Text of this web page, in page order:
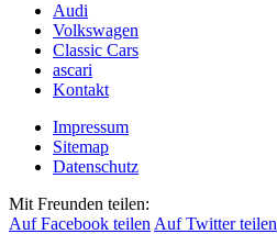
Audi
Volkswagen
Classic Cars
ascari
Kontakt
Impressum
Sitemap
Datenschutz
Mit Freunden teilen:
Auf Facebook teilen Auf Twitter teilen